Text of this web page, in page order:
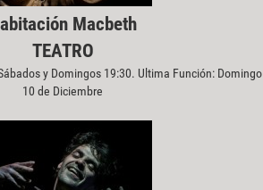
Macbeth
TEATRO
y Domingos 19:30. Ultima Función: Domingo
10 de Diciembre